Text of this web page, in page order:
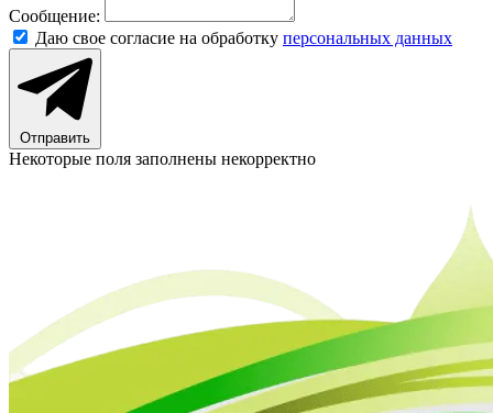
Сообщение:
Даю свое согласие на обработку персональных данных
Отправить
Некоторые поля заполнены некорректно